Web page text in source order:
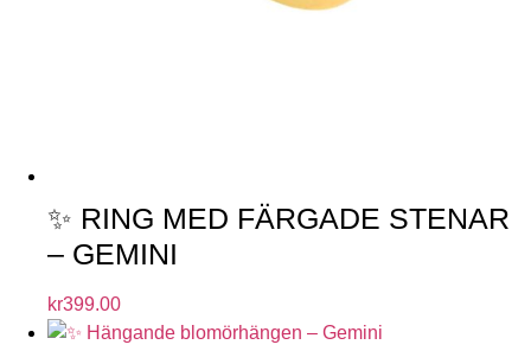
✨ RING MED FÄRGADE STENAR
– GEMINI
kr399.00